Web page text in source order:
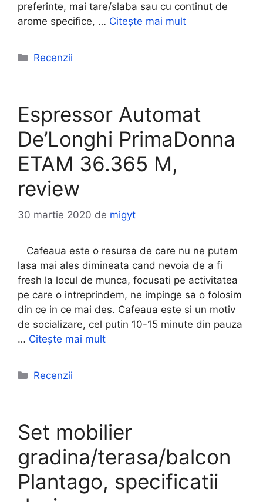
preferinte, mai tare/slaba sau cu continut de
arome specifice, … Citește mai mult
Categorii
Recenzii
Espressor Automat
De’Longhi PrimaDonna
ETAM 36.365 M,
review
30 martie 2020 de migyt
Cafeaua este o resursa de care nu ne putem
lasa mai ales dimineata cand nevoia de a fi
fresh la locul de munca, focusati pe activitatea
pe care o intreprindem, ne impinge sa o folosim
din ce in ce mai des. Cafeaua este si un motiv
de socializare, cel putin 10-15 minute din pauza
… Citește mai mult
Categorii
Recenzii
Set mobilier
gradina/terasa/balcon
Plantago, specificatii